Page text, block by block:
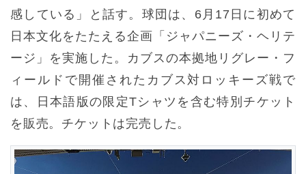
感している」と話す。球団は、6月17日に初めて
日本文化をたたえる企画「ジャパニーズ・ヘリテ
ージ」を実施した。カブスの本拠地リグレー・フ
ィールドで開催されたカブス対ロッキーズ戦で
は、日本語版の限定Tシャツを含む特別チケット
を販売。チケットは完売した。